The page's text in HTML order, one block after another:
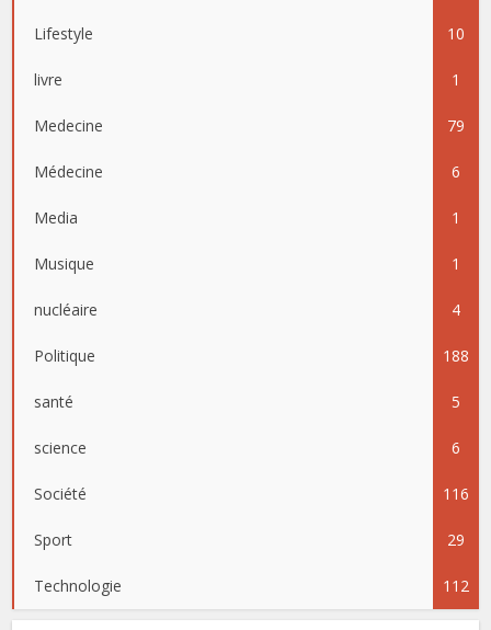
Lifestyle 10
livre 1
Medecine 79
Médecine 6
Media 1
Musique 1
nucléaire 4
Politique 188
santé 5
science 6
Société 116
Sport 29
Technologie 112